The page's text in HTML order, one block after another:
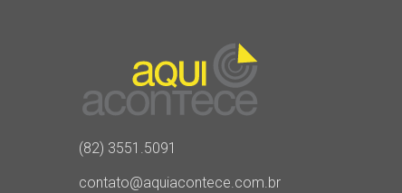
(82) 3551.5091
contato@aquiacontece.com.br